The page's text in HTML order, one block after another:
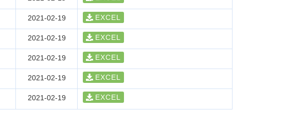
2021-02-19 EXCEL
2021-02-19 EXCEL
2021-02-19 EXCEL
2021-02-19 EXCEL
2021-02-19 EXCEL